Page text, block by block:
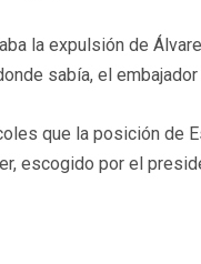
la expulsión de
sabía, el
que la posición de
escogido por el